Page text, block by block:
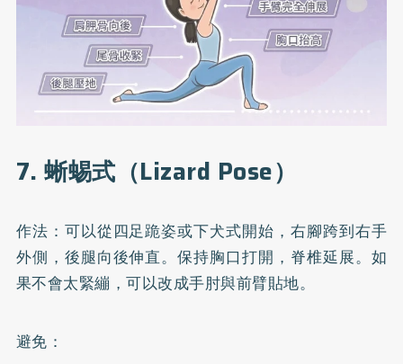
7. 蜥蜴式（Lizard Pose）
作法：可以從四足跪姿或下犬式開始，右腳跨到右手
外側，後腿向後伸直。保持胸口打開，脊椎延展。如
果不會太緊繃，可以改成手肘與前臂貼地。
避免：